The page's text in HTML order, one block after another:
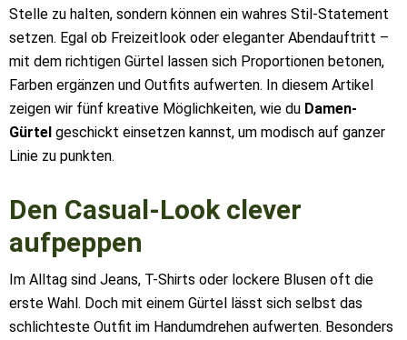
Stelle zu halten, sondern können ein wahres Stil-Statement
setzen. Egal ob Freizeitlook oder eleganter Abendauftritt –
mit dem richtigen Gürtel lassen sich Proportionen betonen,
Farben ergänzen und Outfits aufwerten. In diesem Artikel
zeigen wir fünf kreative Möglichkeiten, wie du Damen-
Gürtel geschickt einsetzen kannst, um modisch auf ganzer
Linie zu punkten.
Den Casual-Look clever
aufpeppen
Im Alltag sind Jeans, T-Shirts oder lockere Blusen oft die
erste Wahl. Doch mit einem Gürtel lässt sich selbst das
schlichteste Outfit im Handumdrehen aufwerten. Besonders